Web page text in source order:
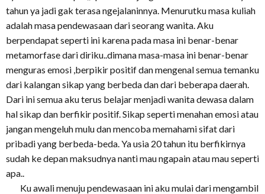
tahun ya jadi gak terasa ngejalaninnya. Menurutku masa kuliah
adalah masa pendewasaan dari seorang wanita. Aku
berpendapat seperti ini karena pada masa ini benar-benar
metamorfase dari diriku..dimana masa-masa ini benar-benar
menguras emosi ,berpikir positif dan mengenal semua temanku
dari kalangan sikap yang berbeda dan dari beberapa daerah.
Dari ini semua aku terus belajar menjadi wanita dewasa dalam
hal sikap dan berfikir positif. Sikap seperti menahan emosi atau
jangan mengeluh mulu dan mencoba memahami sifat dari
pribadi yang berbeda-beda. Ya usia 20 tahun itu berfikirnya
sudah ke depan maksudnya nanti mau ngapain atau mau seperti
apa..
Ku awali menuju pendewasaan ini aku mulai dari mengambil